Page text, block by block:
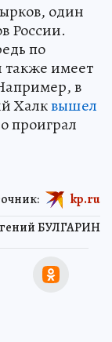
один
России.
по
имеет
в
Халквышел
проиграл
БУЛГАРИН
kp.ru